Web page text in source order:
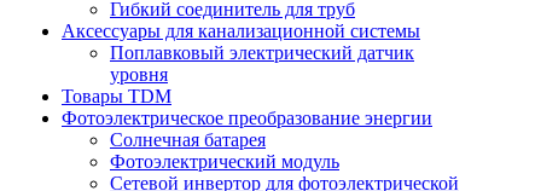
Гибкий соединитель для труб
Аксессуары для канализационной системы
Поплавковый электрический датчик
уровня
Товары TDM
Фотоэлектрическое преобразование энергии
Солнечная батарея
Фотоэлектрический модуль
Сетевой инвертор для фотоэлектрической